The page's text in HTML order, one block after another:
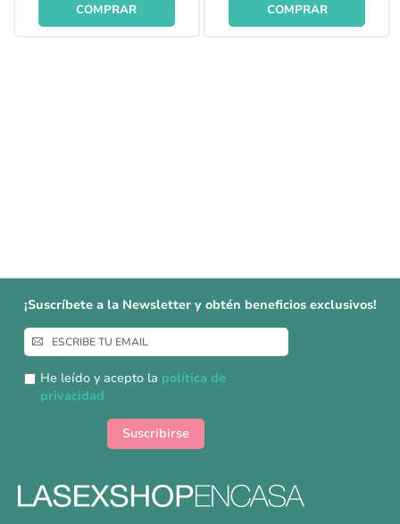
COMPRAR COMPRAR
¡Suscríbete a la Newsletter y obtén beneficios exclusivos!
Inscríbase
a
nuestro
boletín
He leído y acepto la política de
privacidad
Suscribirse